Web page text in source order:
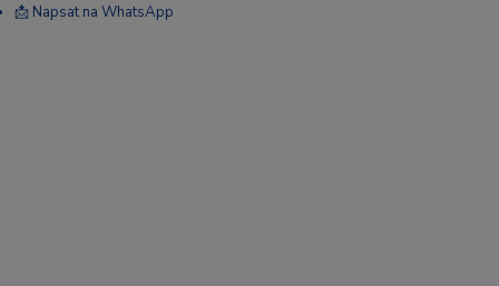
📩 Napsat na WhatsApp